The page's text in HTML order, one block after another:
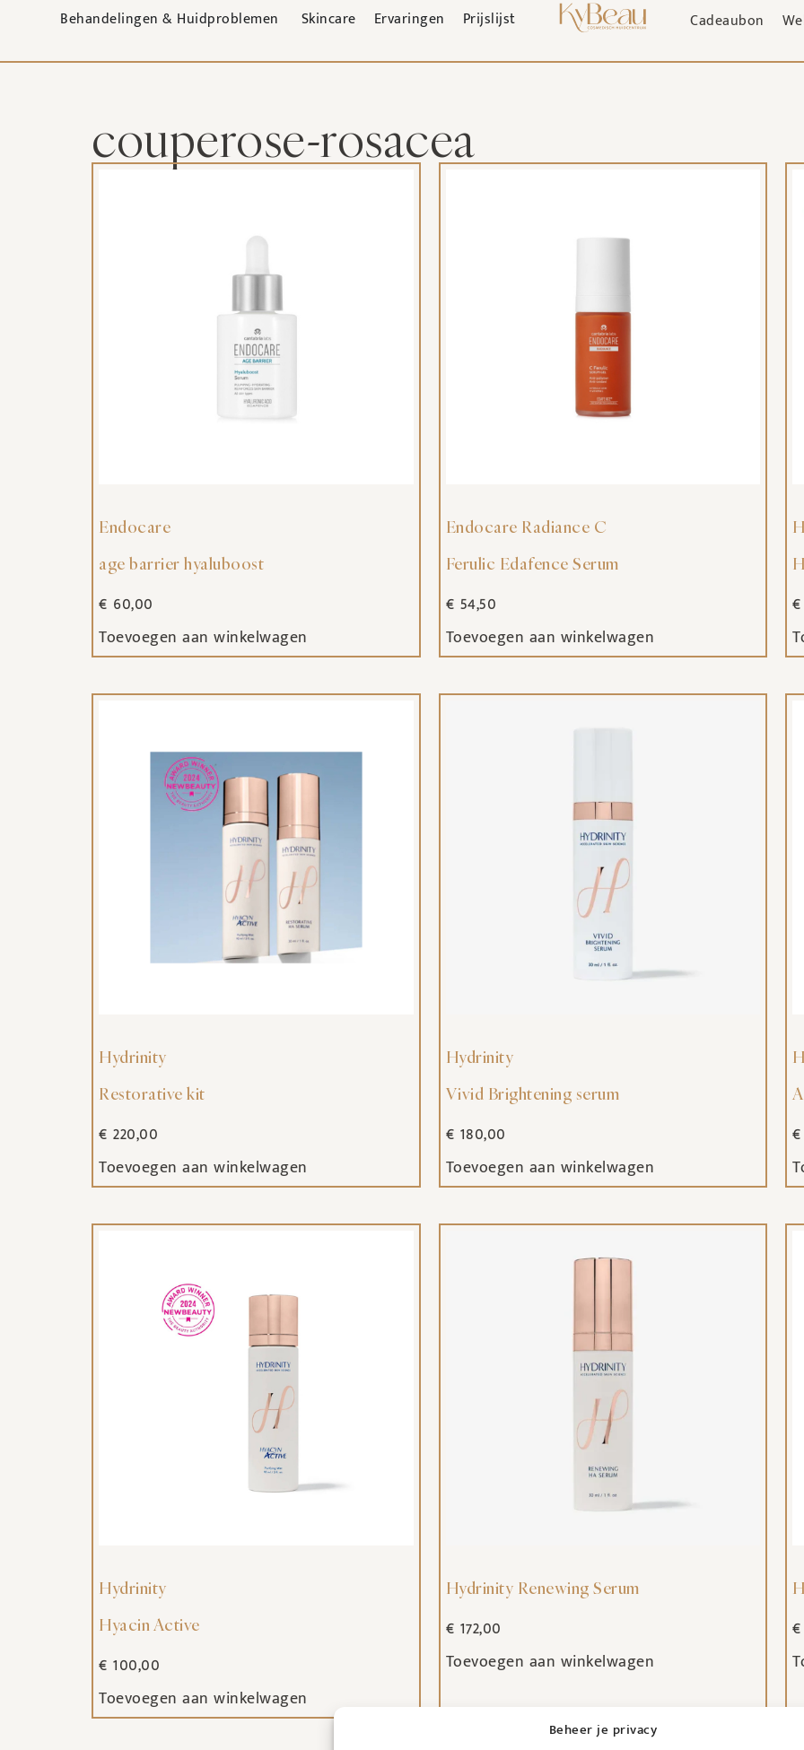
Beheer je privacy
Behandelingen & Huidproblemen Skincare Ervaringen Prijslijst Cadeaubon
couperose-rosacea
Endocare
age barrier hyaluboost
€ 60,00
Toevoegen aan winkelwagen
Endocare Radiance C
Ferulic Edafence Serum
€ 54,50
Toevoegen aan winkelwagen
€
Hydrinity
Restorative kit
€ 220,00
Toevoegen aan winkelwagen
Hydrinity
Vivid Brightening serum
€ 180,00
Toevoegen aan winkelwagen
€
Hydrinity
Hyacin Active
€ 100,00
Toevoegen aan winkelwagen
Hydrinity Renewing Serum
€ 172,00
Toevoegen aan winkelwagen
€